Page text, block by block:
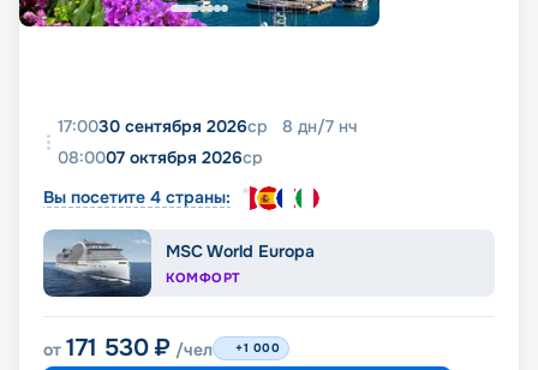
17:0030 сентября 2026ср 8 дн/7 нч
08:0007 октября 2026ср
Вы посетите 4 страны:
MSC World Europa
КОМФОРТ
от 171 530 ₽ /чел +1 000